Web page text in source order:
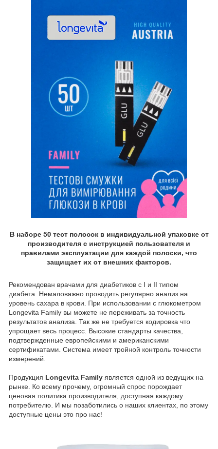
В наборе 50 тест полосок в индивидуальной упаковке от
производителя с инструкцией пользователя и
правилами эксплуатации для каждой полоски, что
защищает их от внешних факторов.
Рекомендован врачами для диабетиков с I и II типом
диабета. Немаловажно проводить регулярно анализ на
уровень сахара в крови. При использовании с глюкометром
Longevita Family вы можете не переживать за точность
результатов анализа. Так же не требуется кодировка что
упрощает весь процесс. Высокие стандарты качества,
подтвержденные европейскими и американскими
сертификатами. Система имеет тройной контроль точности
измерений.
Продукция Longevita Family является одной из ведущих на
рынке. Ко всему прочему, огромный спрос порождает
ценовая политика производителя, доступная каждому
потребителю. И мы позаботились о наших клиентах, по этому
доступные цены это про нас!